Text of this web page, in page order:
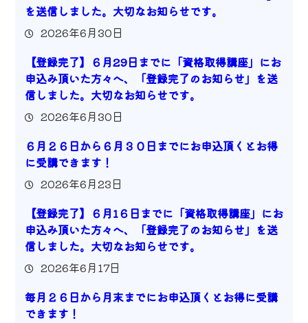
を送信しました。大切なお知らせです。
2026年6月30日
【登録完了】６月29日までに「資格取得講座」にお
申込み頂いた方々へ、「登録完了のお知らせ」を送
信しました。大切なお知らせです。
2026年6月30日
６月２６日から６月３０日までにお申込頂くとお得
に受講できます！
2026年6月23日
【登録完了】６月1６日までに「資格取得講座」にお
申込み頂いた方々へ、「登録完了のお知らせ」を送
信しました。大切なお知らせです。
2026年6月17日
毎月２６日から月末までにお申込頂くとお得に受講
できます！